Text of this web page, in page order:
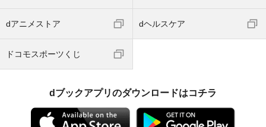
dアニメストア dヘルスケア
ドコモスポーツくじ
dブックアプリのダウンロードはコチラ